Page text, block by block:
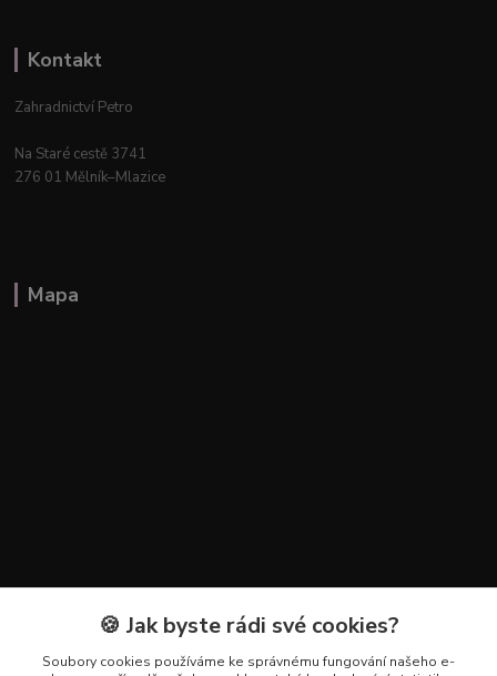
Kontakt
Zahradnictví Petro
Na Staré cestě 3741
276 01 Mělník–Mlazice
Mapa
Kontakty🍪 Jak byste rádi své cookies?
Soubory cookies používáme ke správnému fungování našeho e-